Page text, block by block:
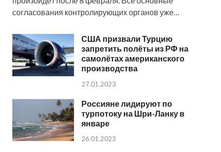
согласования контролирующих органов уже…
США призвали Турцию
запретить полёты из РФ на
самолётах американского
производства
27.01.2023
Россияне лидируют по
турпотоку на Шри-Ланку в
январе
26.01.2023